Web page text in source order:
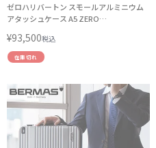
ゼロハリバートン スモールアルミニウム
アタッシュケース A5 ZERO
94441
¥93,500税込
在庫切れ